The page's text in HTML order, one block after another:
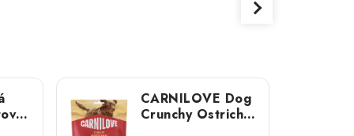
CARNILOVE Dog
Crunchy Ostrich